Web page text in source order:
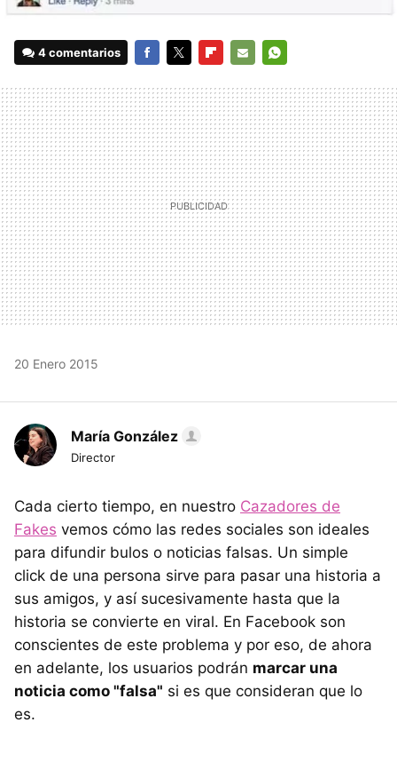
4 comentarios
MAIL
20 Enero 2015
María González
Director
Cada cierto tiempo, en nuestro Cazadores de
Fakes vemos cómo las redes sociales son ideales
para difundir bulos o noticias falsas. Un simple
click de una persona sirve para pasar una historia a
sus amigos, y así sucesivamente hasta que la
historia se convierte en viral. En Facebook son
conscientes de este problema y por eso, de ahora
en adelante, los usuarios podrán marcar una
noticia como "falsa" si es que consideran que lo
es.